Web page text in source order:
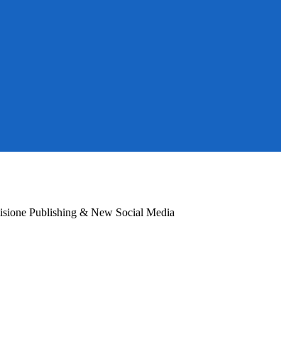
Publishing & New Social Media